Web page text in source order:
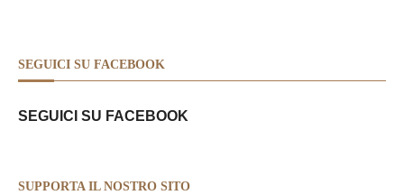
SEGUICI SU FACEBOOK
SEGUICI SU FACEBOOK
SUPPORTA IL NOSTRO SITO